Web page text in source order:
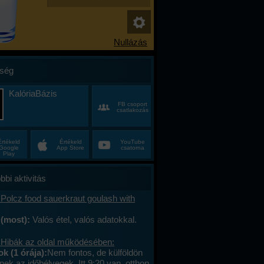
KalóriaBázis
FB csoport
csatlakozás
Play
Értékeld
App Store
YouTube
csatorna
aktivitás
food sauerkraut goulash with
Valós étel, valós adatokkal.
az oldal működésében:
(1 órája):Nem fontos, de külföldön